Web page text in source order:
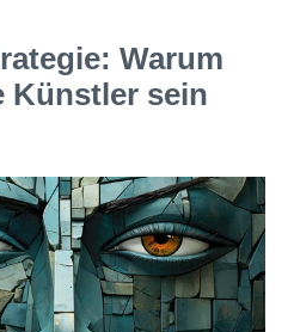
Warum
Künstler sein